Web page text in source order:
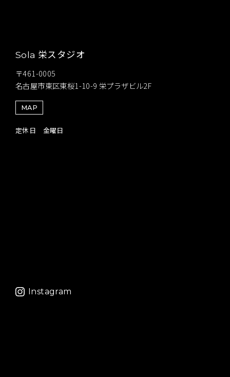
Sola 栄スタジオ
〒461-0005
名古屋市東区東桜1-10-9 栄プラザビル2F
MAP
定休日 金曜日
Instagram